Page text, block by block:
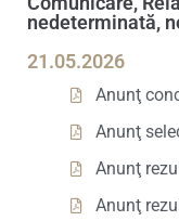
nedeterminată,
21.05.2026
Anunţ
Anunţ
Anunţ
Anunţ